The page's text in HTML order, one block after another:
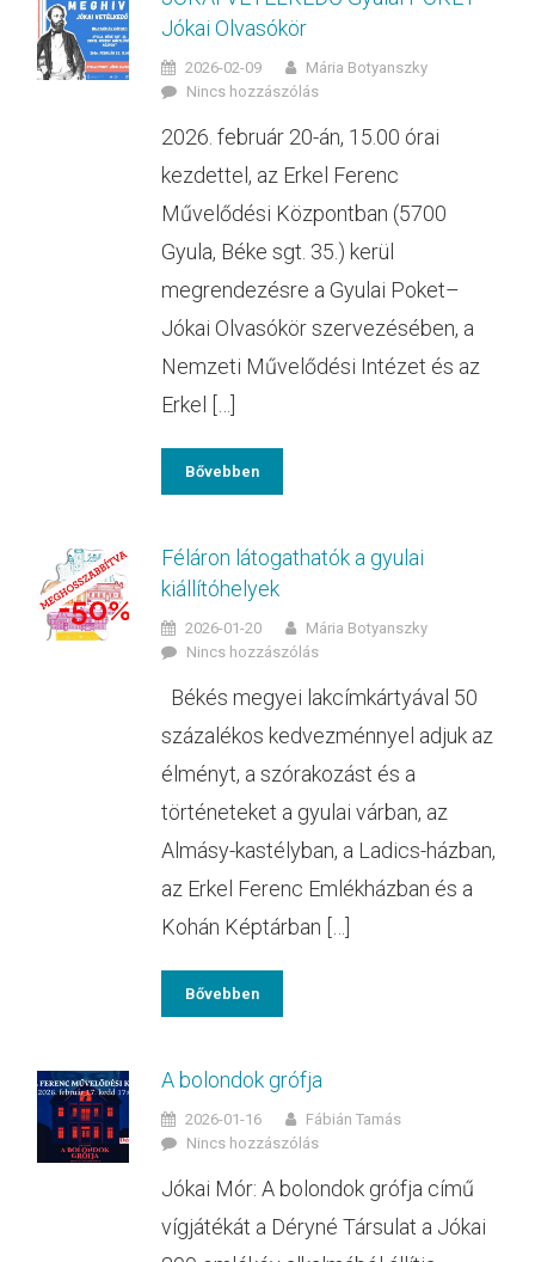
Jókai Olvasókör
2026-02-09
Mária Botyanszky
Nincs hozzászólás
2026. február 20-án, 15.00 órai
kezdettel, az Erkel Ferenc
Művelődési Központban (5700
Gyula, Béke sgt. 35.) kerül
megrendezésre a Gyulai Poket–
Jókai Olvasókör szervezésében, a
Nemzeti Művelődési Intézet és az
Erkel […]
Bővebben
Féláron látogathatók a gyulai
kiállítóhelyek
2026-01-20
Mária Botyanszky
Nincs hozzászólás
Békés megyei lakcímkártyával 50
százalékos kedvezménnyel adjuk az
élményt, a szórakozást és a
történeteket a gyulai várban, az
Almásy-kastélyban, a Ladics-házban,
az Erkel Ferenc Emlékházban és a
Kohán Képtárban […]
Bővebben
A bolondok grófja
2026-01-16
Fábián Tamás
Nincs hozzászólás
Jókai Mór: A bolondok grófja című
vígjátékát a Déryné Társulat a Jókai